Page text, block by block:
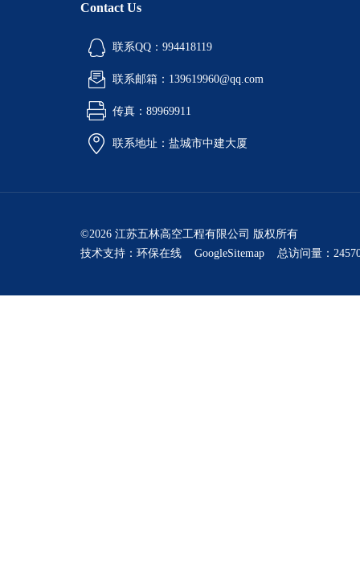
Contact Us
联系QQ：994418119
联系邮箱：139619960@qq.com
传真：89969911
联系地址：盐城市中建大厦
©2026 江苏五林高空工程有限公司 版权所有
技术支持： 环保在线 GoogleSitemap 总访问量：